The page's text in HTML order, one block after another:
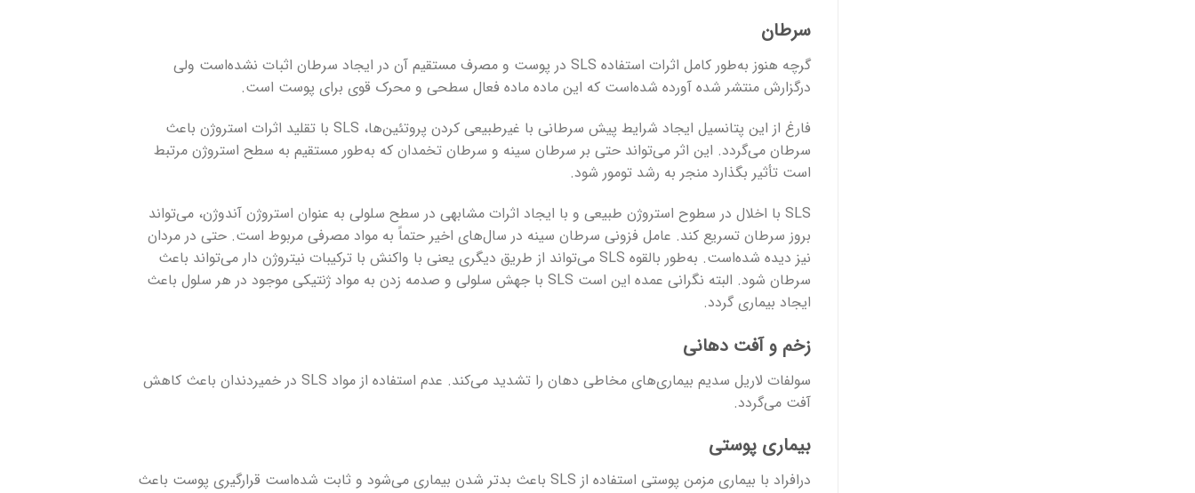
سرطان
گرچه هنوز به‌طور کامل اثرات استفاده SLS در پوست و مصرف مستقیم آن در ایجاد سرطان اثبات نشده‌است ولی
درگزارش منتشر شده آورده شده‌است که این ماده ماده فعال سطحی و محرک قوی برای پوست است.
فارغ از این پتانسیل ایجاد شرایط پیش سرطانی با غیرطبیعی کردن پروتئین‌ها، SLS با تقلید اثرات استروژن باعث
سرطان می‌گردد. این اثر می‌تواند حتی بر سرطان سینه و سرطان تخمدان که به‌طور مستقیم به سطح استروژن مرتبط
است تأثیر بگذارد منجر به رشد تومور شود.
SLS با اخلال در سطوح استروژن طبیعی و با ایجاد اثرات مشابهی در سطح سلولی به عنوان استروژن آندوژن، می‌تواند
بروز سرطان تسریع کند. عامل فزونی سرطان سینه در سال‌های اخیر حتماً به مواد مصرفی مربوط است. حتی در مردان
نیز دیده شده‌است. به‌طور بالقوه SLS می‌تواند از طریق دیگری یعنی با واکنش با ترکیبات نیتروژن دار می‌تواند باعث
سرطان شود. البته نگرانی عمده این است SLS با جهش سلولی و صدمه زدن به مواد ژنتیکی موجود در هر سلول باعث
ایجاد بیماری گردد.
زخم و آفت دهانی
سولفات لاریل سدیم بیماری‌های مخاطی دهان را تشدید می‌کند. عدم استفاده از مواد SLS در خمیردندان باعث کاهش
آفت می‌گردد.
بیماری پوستی
درافراد با بیماری مزمن پوستی استفاده از SLS باعث بدتر شدن بیماری می‌شود و ثابت شده‌است قرارگیری پوست باعث